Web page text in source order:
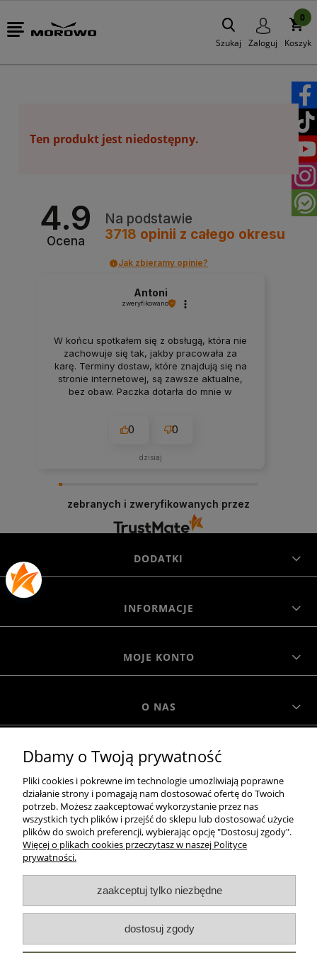
Szukaj Zaloguj Koszyk
0
Ten produkt jest niedostępny.
4.9
Ocena
Na podstawie
3718 opinii z całego okresu
Jak zbieramy opinie?
Antoni
zweryfikowano
W końcu spotkałem się z obsługą, która nie
zachowuje się tak, jakby pracowała za
karę. Terminy dostaw, które znajdują się na
stronie internetowej, są zawsze aktualne,
bez obaw. Paczka dotarła do mnie w
obsługa. Warto.
0 0
dzisiaj
zebranych i zweryfikowanych przez
DODATKI
INFORMACJE
MOJE KONTO
O NAS
MOROWO
WSZELKIE PRAWA ZASTRZEŻONE MOROWO © 2018
realizacja:
pokaż pełną wersję strony
NASZE ODZNAKI
Dbamy o Twoją prywatność
Pliki cookies i pokrewne im technologie umożliwiają poprawne
działanie strony i pomagają nam dostosować ofertę do Twoich
potrzeb. Możesz zaakceptować wykorzystanie przez nas
wszystkich tych plików i przejść do sklepu lub dostosować użycie
plików do swoich preferencji, wybierając opcję "Dostosuj zgody".
Więcej o plikach cookies przeczytasz w naszej Polityce
prywatności.
zaakceptuj tylko niezbędne
dostosuj zgody